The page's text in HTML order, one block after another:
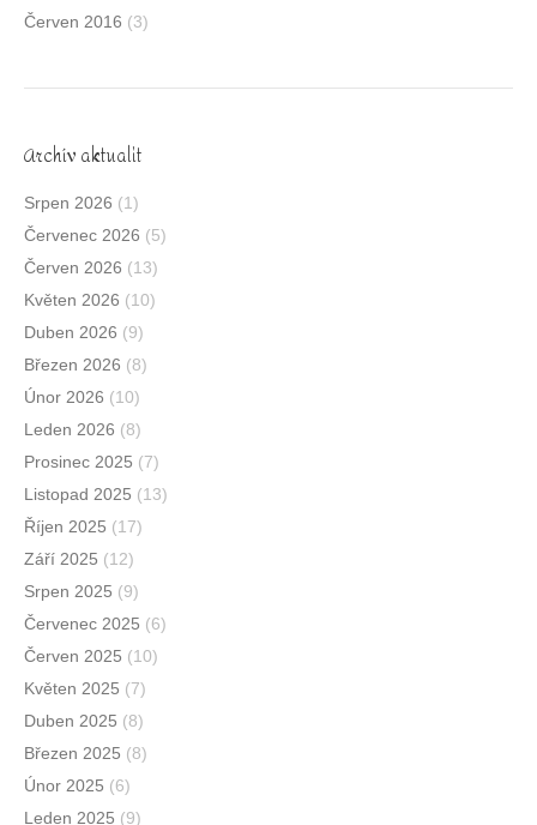
Červen 2016 (3)
Archív aktualit
Srpen 2026 (1)
Červenec 2026 (5)
Červen 2026 (13)
Květen 2026 (10)
Duben 2026 (9)
Březen 2026 (8)
Únor 2026 (10)
Leden 2026 (8)
Prosinec 2025 (7)
Listopad 2025 (13)
Říjen 2025 (17)
Září 2025 (12)
Srpen 2025 (9)
Červenec 2025 (6)
Červen 2025 (10)
Květen 2025 (7)
Duben 2025 (8)
Březen 2025 (8)
Únor 2025 (6)
Leden 2025 (9)